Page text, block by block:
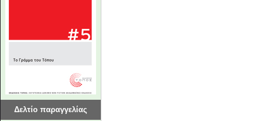
Δελτίο παραγγελίας